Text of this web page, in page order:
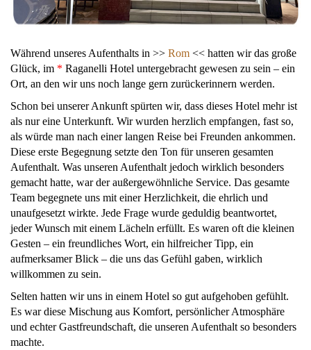
Während unseres Aufenthalts in >> Rom << hatten wir das große
Glück, im * Raganelli Hotel untergebracht gewesen zu sein – ein
Ort, an den wir uns noch lange gern zurückerinnern werden.
Schon bei unserer Ankunft spürten wir, dass dieses Hotel mehr ist
als nur eine Unterkunft. Wir wurden herzlich empfangen, fast so,
als würde man nach einer langen Reise bei Freunden ankommen.
Diese erste Begegnung setzte den Ton für unseren gesamten
Aufenthalt. Was unseren Aufenthalt jedoch wirklich besonders
gemacht hatte, war der außergewöhnliche Service. Das gesamte
Team begegnete uns mit einer Herzlichkeit, die ehrlich und
unaufgesetzt wirkte. Jede Frage wurde geduldig beantwortet,
jeder Wunsch mit einem Lächeln erfüllt. Es waren oft die kleinen
Gesten – ein freundliches Wort, ein hilfreicher Tipp, ein
aufmerksamer Blick – die uns das Gefühl gaben, wirklich
willkommen zu sein.
Selten hatten wir uns in einem Hotel so gut aufgehoben gefühlt.
Es war diese Mischung aus Komfort, persönlicher Atmosphäre
und echter Gastfreundschaft, die unseren Aufenthalt so besonders
machte.